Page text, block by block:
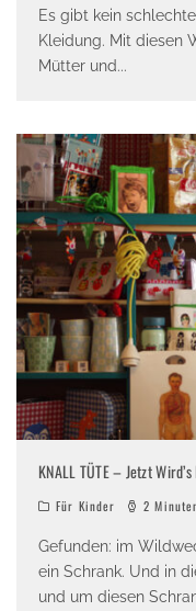
Es gibt kein
Kleidung. Mit diesen
Mütter und...
KNALL TÜTE – Jetzt Wird’s
Für Kinder 2
Gefunden: im
ein Schrank. Und in
und um diesen